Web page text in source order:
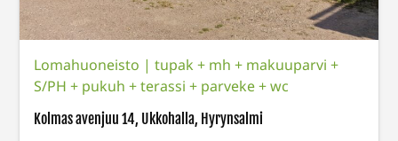
Lomahuoneisto |tupak + mh + makuuparvi +
S/PH + pukuh + terassi + parveke + wc
Kolmas avenjuu 14, Ukkohalla, Hyrynsalmi